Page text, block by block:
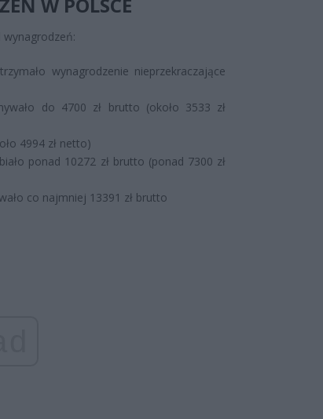
wynagrodzeń:
wynagrodzenie nieprzekraczające
do 4700 zł brutto (około 3533 zł
4994 zł netto)
ponad 10272 zł brutto (ponad 7300 zł
co najmniej 13391 zł brutto